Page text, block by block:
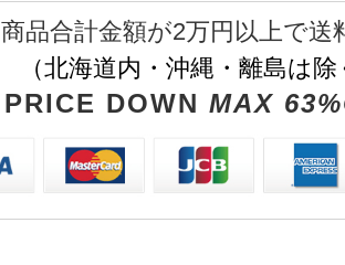
商品合計金額が2万円以上で送
（北海道内・沖縄・離島は
PRICE DOWN MAX